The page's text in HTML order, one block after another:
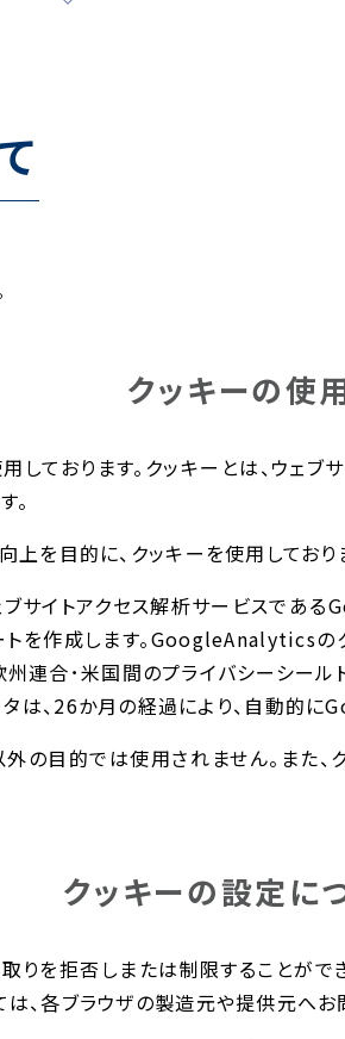
クッキーの使
しております。クッキーとは、ウェ
。
を目的に、クッキーを使用してお
ブサイトアクセス解析サービスで
を作成します。GoogleAnalytics
連合･米国間のプライバシーシール
、26か月の経過により、自動的に
の目的では使用されません。また
クッキーの設定に
りを拒否しまたは制限することがで
、各ブラウザの製造元や提供元へお